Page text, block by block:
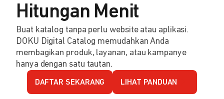
Hitungan Menit
Buat katalog tanpa perlu website atau aplikasi.
DOKU Digital Catalog memudahkan Anda
membagikan produk, layanan, atau kampanye
hanya dengan satu tautan.
DAFTAR SEKARANG LIHAT PANDUAN